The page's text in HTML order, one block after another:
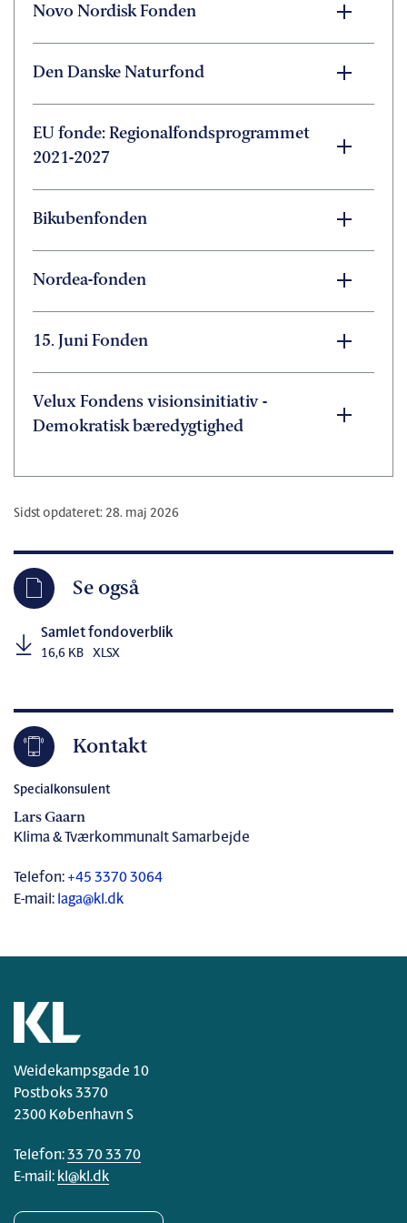
Har I spørgsmål til oversigten eller ønsker at bidrage
Novo Nordisk Fonden
Den Danske Naturfond
EU fonde: Regionalfondsprogrammet
2021-2027
Bikubenfonden
Nordea-fonden
15. Juni Fonden
Velux Fondens visionsinitiativ -
Demokratisk bæredygtighed
Sidst opdateret: 28. maj 2026
Se også
Samlet fondoverblik
16,6 KB XLSX
Kontakt
Specialkonsulent
Lars Gaarn
Klima & Tværkommunalt Samarbejde
Telefon: +45 3370 3064
E-mail: laga@kl.dk
Weidekampsgade 10
Postboks 3370
2300 København S
Telefon:33 70 33 70
E-mail: kl@kl.dk